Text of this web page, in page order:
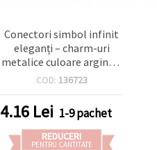
Conectori simbol infinit
eleganți – charm-uri
metalice culoare argintiu
cu cristale, 24x10x4 mm,
pentru bijuterii
handmade
COD: 136723
4.16 Lei 1-9 pachet
REDUCERI
PENTRU CANTITATE